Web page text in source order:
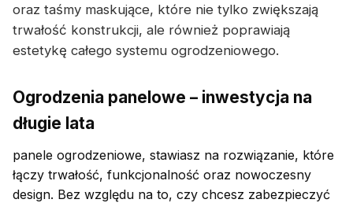
oraz taśmy maskujące, które nie tylko zwiększają
trwałość konstrukcji, ale również poprawiają
estetykę całego systemu ogrodzeniowego.
Ogrodzenia panelowe – inwestycja na
długie lata
panele ogrodzeniowe, stawiasz na rozwiązanie, które
łączy trwałość, funkcjonalność oraz nowoczesny
design. Bez względu na to, czy chcesz zabezpieczyć